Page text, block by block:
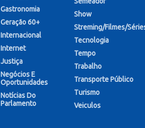
Gastronomia
Geração 60+
Internacional
Internet
Justiça
Negócios E
Oportunidades
Notícias Do
Parlamento
Show
Streming/Filmes/
Tecnologia
Tempo
Trabalho
Transporte Público
Turismo
Veiculos